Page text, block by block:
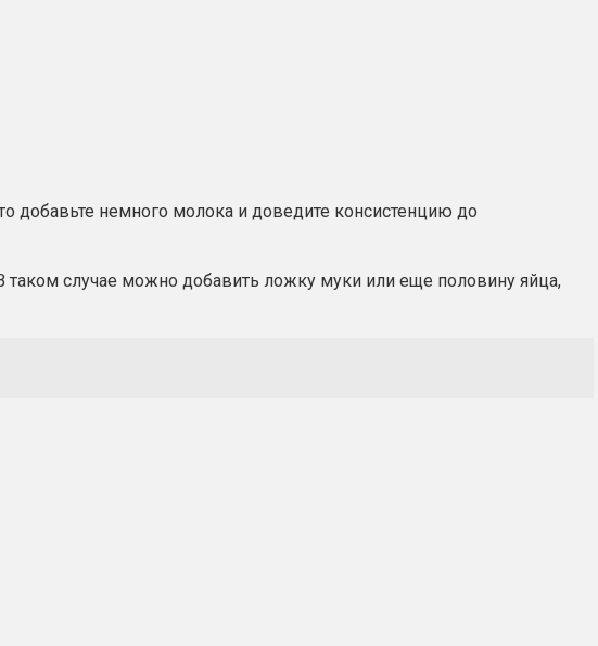
добавьте немного молока и доведите консистенцию до
таком случае можно добавить ложку муки или еще половину яйца,